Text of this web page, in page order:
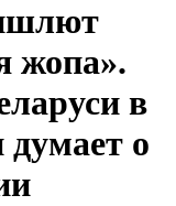
жопа».
в
думает о